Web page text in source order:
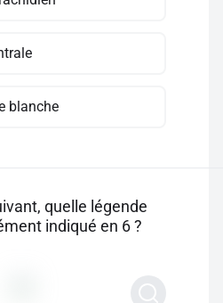
blanche
quelle légende
indiqué en 6 ?